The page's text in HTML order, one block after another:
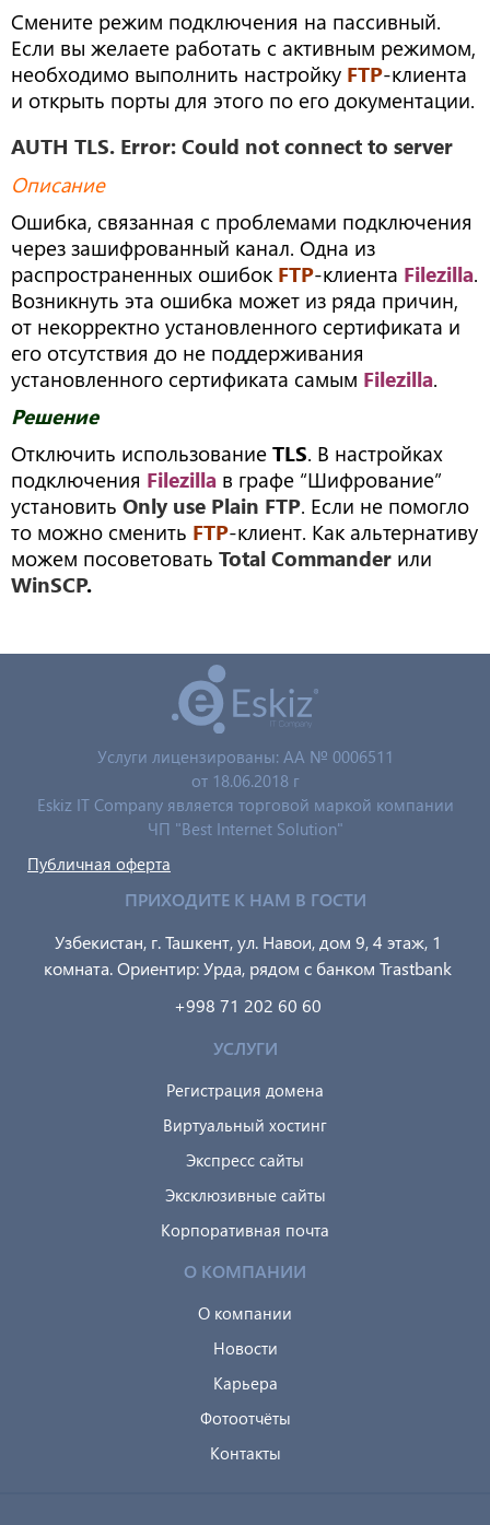
Смените режим подключения на пассивный.
Если вы желаете работать с активным режимом,
необходимо выполнить настройку FTP-клиента
и открыть порты для этого по его документации.
AUTH TLS. Error: Could not connect to server
Описание
Ошибка, связанная с проблемами подключения
через зашифрованный канал. Одна из
распространенных ошибок FTP-клиента Filezilla.
Возникнуть эта ошибка может из ряда причин,
от некорректно установленного сертификата и
его отсутствия до не поддерживания
установленного сертификата самым Filezilla.
Решение
Отключить использование TLS. В настройках
подключения Filezilla в графе “Шифрование”
установить Only use Plain FTP. Если не помогло
то можно сменить FTP-клиент. Как альтернативу
можем посоветовать Total Commander или
WinSCP.
Услуги лицензированы: AA № 0006511
от 18.06.2018 г
Eskiz IT Company является торговой маркой компании
ЧП "Best Internet Solution"
Публичная оферта
ПРИХОДИТЕ К НАМ В ГОСТИ
Узбекистан, г. Ташкент, ул. Навои, дом 9, 4 этаж, 1
комната. Ориентир: Урда, рядом с банком Trastbank
+998 71 202 60 60
УСЛУГИ
Регистрация домена
Виртуальный хостинг
Экспресс сайты
Эксклюзивные сайты
Корпоративная почта
О КОМПАНИИ
О компании
Новости
Карьера
Фотоотчёты
Контакты